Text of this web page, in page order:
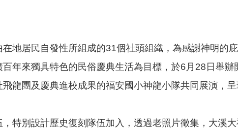
地居民自發性所組成的31個社頭組織，為感謝神明的
年來獨具特色的民俗慶典生活為目標，於6月28日舉
龍團及慶典進校成果的福安國小神龍小隊共同展演，
特別設計歷史復刻隊伍加入，透過老照片徵集，大溪